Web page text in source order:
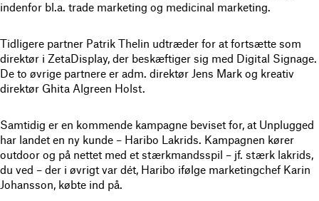
indenfor bl.a. trade marketing og medicinal marketing.
Tidligere partner Patrik Thelin udtræder for at fortsætte som
direktør i ZetaDisplay, der beskæftiger sig med Digital Signage.
De to øvrige partnere er adm. direktør Jens Mark og kreativ
direktør Ghita Algreen Holst.
Samtidig er en kommende kampagne beviset for, at Unplugged
har landet en ny kunde – Haribo Lakrids. Kampagnen kører
outdoor og på nettet med et stærkmandsspil – jf. stærk lakrids,
du ved – der i øvrigt var dét, Haribo ifølge marketingchef Karin
Johansson, købte ind på.